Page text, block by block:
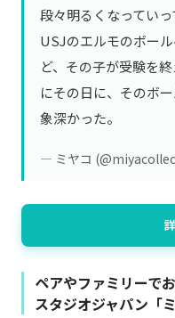
段々明るくなってい
USJのエルモのボー
ど、その子が受験を
にその日に、そのボ
象深かった。
— ミヤコ
ペアやファミリーで
スタジオジャパン「